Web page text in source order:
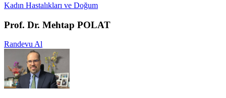
Kadın Hastalıkları ve Doğum
Prof. Dr. Mehtap POLAT
Randevu Al